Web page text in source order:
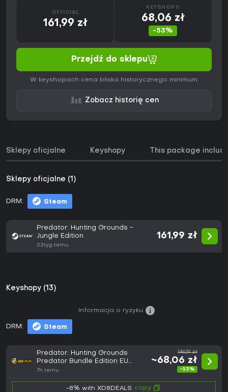
OFFICIAL
161,99 zł
KEYSHOPS
68,06 zł
-53%
Przejdź do sklepu
W keyshopach cena bliska historycznego minimum.
Zobacz historię cen
Sklepy oficjalne Keyshopy This package
Sklepy oficjalne (1)
DRM: Steam
Predator: Hunting Grounds -
Jungle Edition
22tyg temu
161,99 zł
Keyshopy (13)
DRM: Steam
Informacja o ryzyku:
Predator: Hunting Grounds
Predator Bundle Edition EU
Steam CD Key
7h temu
146,19 zł
~68,06 zł
-53%
-8% with XD8DEALS copy